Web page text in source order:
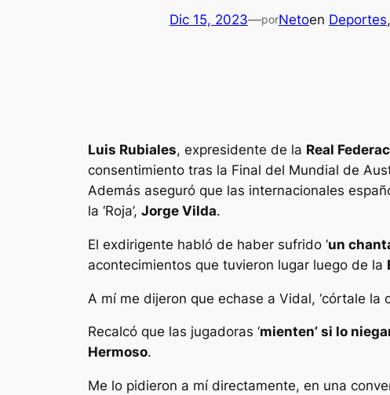
Dic 15, 2023—porNetoen Deportes,
Luis Rubiales, expresidente de la Real
consentimiento tras la Final del Mundial de
Además aseguró que las internacionales
la ‘Roja’, Jorge Vilda.
El exdirigente habló de haber sufrido ‘un
acontecimientos que tuvieron lugar luego de la
A mí me dijeron que echase a Vidal, ‘córtale la
Recalcó que las jugadoras ‘mienten’ si lo
Hermoso.
Me lo pidieron a mí directamente, en una